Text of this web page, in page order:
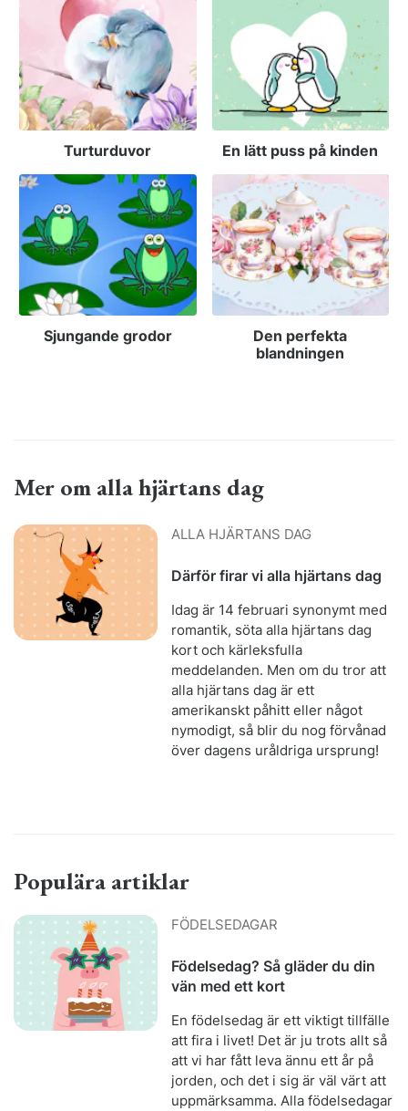
Turturduvor En lätt puss på kinden
Sjungande grodor
Den perfekta
blandningen
Mer om alla hjärtans dag
ALLA HJÄRTANS DAG
Därför firar vi alla hjärtans dag
Idag är 14 februari synonymt med
romantik, söta alla hjärtans dag
kort och kärleksfulla
meddelanden. Men om du tror att
alla hjärtans dag är ett
amerikanskt påhitt eller något
nymodigt, så blir du nog förvånad
över dagens uråldriga ursprung!
Populära artiklar
FÖDELSEDAGAR
Födelsedag? Så gläder du din
vän med ett kort
En födelsedag är ett viktigt tillfälle
att fira i livet! Det är ju trots allt så
att vi har fått leva ännu ett år på
jorden, och det i sig är väl värt att
uppmärksamma. Alla födelsedagar